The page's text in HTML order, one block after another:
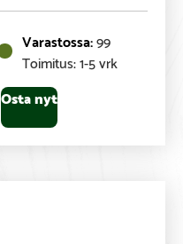
99
Toimitus: 1-5 vrk
Osta nyt